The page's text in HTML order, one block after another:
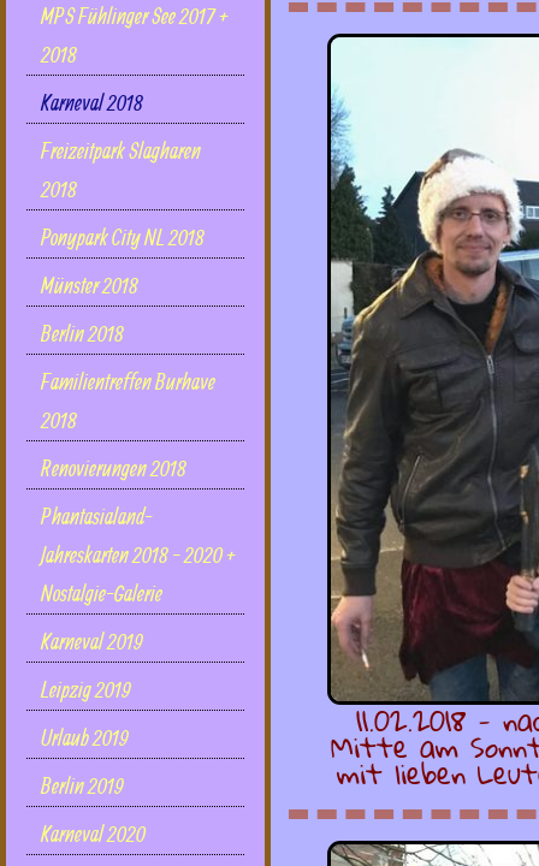
MPS Fühlinger See 2017 +
2018
Karneval 2018
Freizeitpark Slagharen
2018
Ponypark City NL 2018
Münster 2018
Berlin 2018
Familientreffen Burhave
2018
Renovierungen 2018
Phantasialand-
Jahreskarten 2018 - 2020 +
Nostalgie-Galerie
Karneval 2019
Leipzig 2019
Urlaub 2019
Berlin 2019
Karneval 2020
11.02.2018 -
Mitte am
mit lieben